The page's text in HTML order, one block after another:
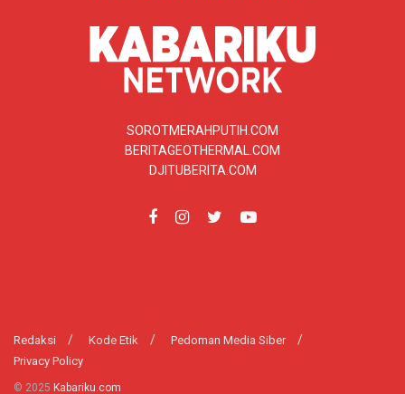
SOROTMERAHPUTIH.COM
BERITAGEOTHERMAL.COM
DJITUBERITA.COM
Redaksi Kode Etik
Pedoman Media Siber
Privacy Policy
© 2025 Kabariku.com